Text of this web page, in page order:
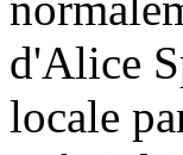
d'Alice
locale